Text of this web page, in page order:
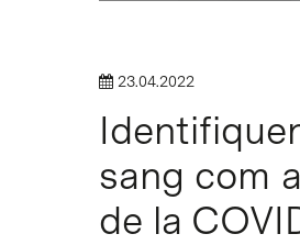
23.04.2022
sang com
de la